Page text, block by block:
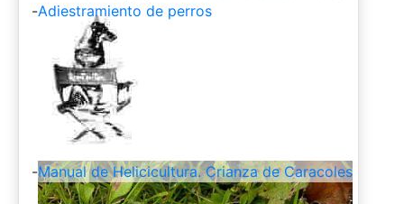
-Adiestramiento de perros
-Manual de Helicicultura. Crianza de Caracoles